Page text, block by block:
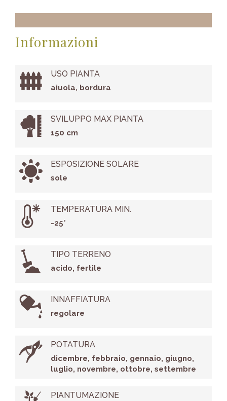
Informazioni
USO PIANTA
aiuola, bordura
SVILUPPO MAX PIANTA
150 cm
ESPOSIZIONE SOLARE
sole
TEMPERATURA MIN.
-25°
TIPO TERRENO
acido, fertile
INNAFFIATURA
regolare
POTATURA
dicembre, febbraio, gennaio, giugno,
luglio, novembre, ottobre, settembre
PIANTUMAZIONE